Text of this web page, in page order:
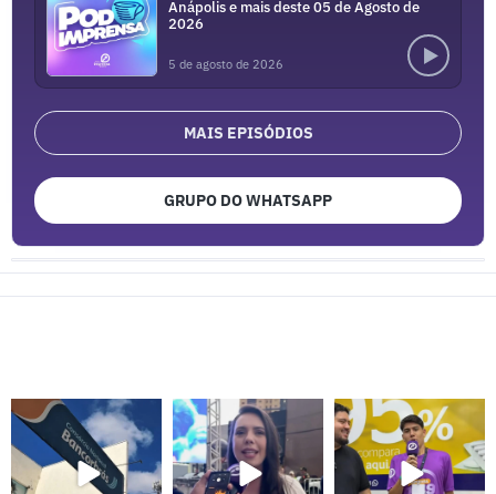
Anápolis e mais deste 05 de Agosto de
2026
5 de agosto de 2026
MAIS EPISÓDIOS
GRUPO DO WHATSAPP